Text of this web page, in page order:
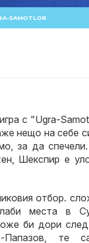
SAMOTLOR
с "Ugra-
нещо на себе
за да
Шекспир е
отбор.
места в
би дори след
Папазов, те